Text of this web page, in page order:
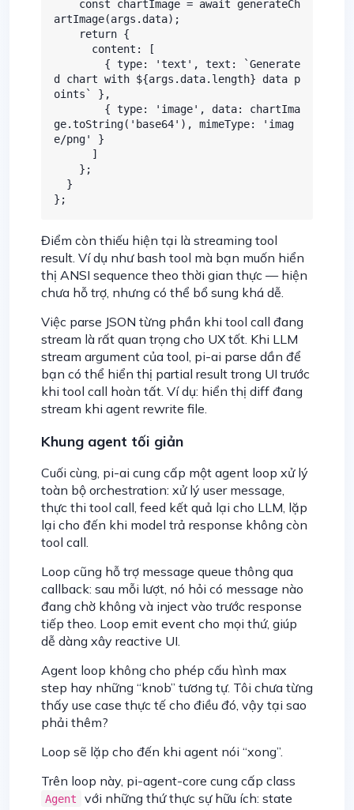
artImage(args.data);
d chart with ${args.data.length} data p
oints` },
ge.toString('base64'), mimeType: 'imag
e/png' }
};
Điểm còn thiếu hiện tại là streaming tool
result. Ví dụ như bash tool mà bạn muốn hiển
thị ANSI sequence theo thời gian thực — hiện
chưa hỗ trợ, nhưng có thể bổ sung khá dễ.
Việc parse JSON từng phần khi tool call đang
stream là rất quan trọng cho UX tốt. Khi LLM
stream argument của tool, pi-ai parse dần để
bạn có thể hiển thị partial result trong UI trước
khi tool call hoàn tất. Ví dụ: hiển thị diff đang
stream khi agent rewrite file.
Khung agent tối giản
Cuối cùng, pi-ai cung cấp một agent loop xử lý
toàn bộ orchestration: xử lý user message,
thực thi tool call, feed kết quả lại cho LLM, lặp
lại cho đến khi model trả response không còn
tool call.
Loop cũng hỗ trợ message queue thông qua
callback: sau mỗi lượt, nó hỏi có message nào
đang chờ không và inject vào trước response
tiếp theo. Loop emit event cho mọi thứ, giúp
dễ dàng xây reactive UI.
Agent loop không cho phép cấu hình max
step hay những “knob” tương tự. Tôi chưa từng
thấy use case thực tế cho điều đó, vậy tại sao
phải thêm?
Loop sẽ lặp cho đến khi agent nói “xong”.
Trên loop này, pi-agent-core cung cấp class
Agent
với những thứ thực sự hữu ích: state